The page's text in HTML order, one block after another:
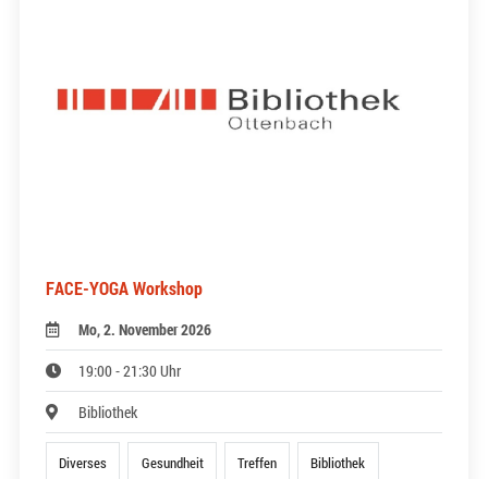
FACE-YOGA Workshop
Mo, 2. November 2026
19:00 - 21:30 Uhr
Bibliothek
Diverses Gesundheit Treffen Bibliothek